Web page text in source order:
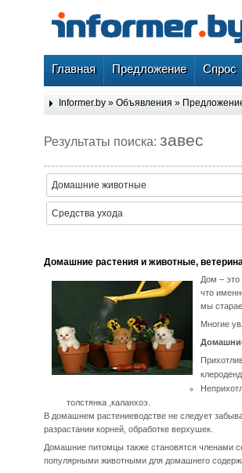
Главная Предложение Спрос
Informer.by » Объявления »
Результаты поиска: завес
Домашние животные
Средства ухода
Домашние растения и животные,
Дом – это
что
мы
Многие
толстянка ,каланхоэ.
В домашнем растениеводстве не следует
разрастании корней, обработке верхушек.
Домашние питомцы также становятся членами
популярными животными для домашнего